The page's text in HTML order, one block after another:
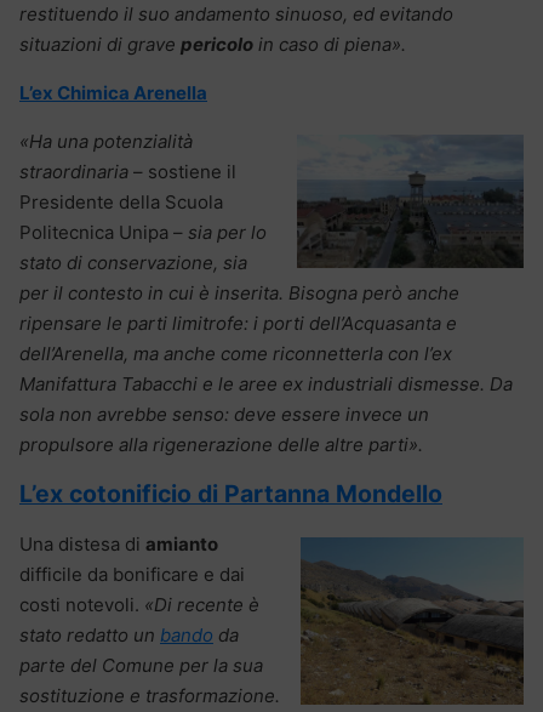
restituendo il suo andamento sinuoso, ed evitando
situazioni di grave pericolo in caso di piena».
L’ex Chimica Arenella
«Ha una potenzialità
straordinaria – sostiene il
Presidente della Scuola
Politecnica Unipa – sia per lo
stato di conservazione, sia
per il contesto in cui è inserita. Bisogna però anche
ripensare le parti limitrofe: i porti dell’Acquasanta e
dell’Arenella, ma anche come riconnetterla con l’ex
Manifattura Tabacchi e le aree ex industriali dismesse. Da
sola non avrebbe senso: deve essere invece un
propulsore alla rigenerazione delle altre parti».
L’ex cotonificio di Partanna Mondello
Una distesa di amianto
difficile da bonificare e dai
costi notevoli. «Di recente è
stato redatto un bando da
parte del Comune per la sua
sostituzione e trasformazione.